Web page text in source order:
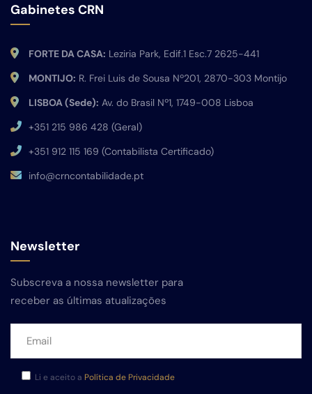
Gabinetes CRN
FORTE DA CASA: Leziria Park, Edif.1 Esc.7 2625-441
MONTIJO: R. Frei Luis de Sousa Nº201, 2870-303 Montijo
LISBOA (Sede): Av. do Brasil Nº1, 1749-008 Lisboa
+351 215 986 428 (Geral)
+351 912 115 169 (Contabilista Certificado)
info@crncontabilidade.pt
Newsletter
Subscreva a nossa newsletter para
receber as últimas atualizações
Li e aceito a Política de Privacidade